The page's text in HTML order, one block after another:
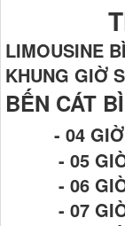
LIMOUSINE
KHUNG GIỜ
BẾN CÁT
- 04
- 05 GIỜ
- 06 GIỜ
- 07 GIỜ